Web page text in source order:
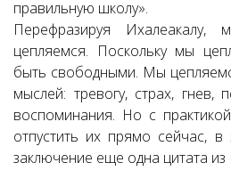
правильную школу».
Перефразируя
цепляемся. Поскольку мы
быть свободными. Мы
мыслей: тревогу, страх, гнев,
воспоминания. Но с
отпустить их прямо сейчас,
заключение еще одна цитата из